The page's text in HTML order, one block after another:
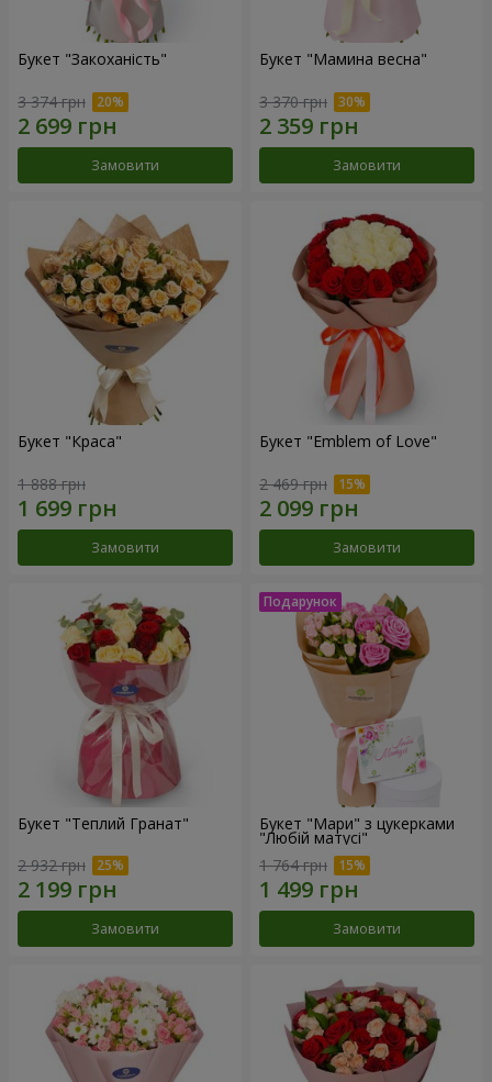
Букет "Закоханість"
3 374 грн
Замовити
Букет "Мамина весна"
3 370 грн
Замовити
Букет "Краса"
1 888 грн
Замовити
Букет "Emblem of Love"
2 469 грн
Замовити
Букет "Теплий Гранат"
2 932 грн
Замовити
Букет "Мари" з цукерками
"Любій матусі"
1 764 грн
Замовити